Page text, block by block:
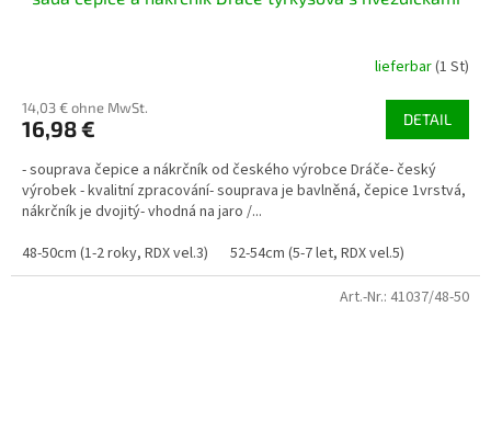
lieferbar(1 St)
14,03 € ohne MwSt.
16,98 € DETAIL
- souprava čepice a nákrčník od českého výrobce Dráče- český
výrobek - kvalitní zpracování- souprava je bavlněná, čepice 1vrstvá,
nákrčník je dvojitý- vhodná na jaro /...
48-50cm (1-2 roky, RDX vel.3)
52-54cm (5-7 let, RDX vel.5)
Art.-Nr.: 41037/48-50